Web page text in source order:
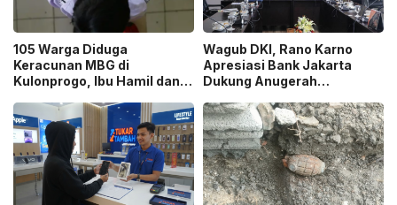
105 Warga Diduga
Keracunan MBG di
Kulonprogo, Ibu Hamil dan
Terdampak
Wagub DKI, Rano Karno
Apresiasi Bank Jakarta
Dukung Anugerah
Dorong Karya Berkualitas
Sambut 5 Abad Jakarta